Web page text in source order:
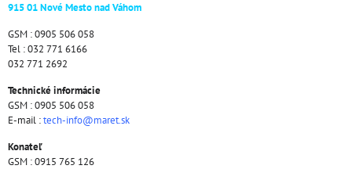
915 01 Nové Mesto nad Váhom
GSM : 0905 506 058
Tel : 032 771 6166
032 771 2692
Technické informácie
GSM : 0905 506 058
E-mail :tech-info@maret.sk
Konateľ
GSM : 0915 765 126